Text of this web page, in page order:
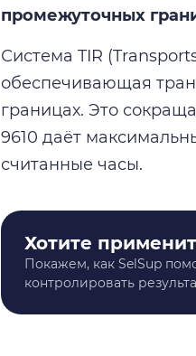
промежуточных
Система TIR
обеспечивающая
границах. Это
9610 даёт
считанные часы.
Хотите
Покажем, как SelSup
контролировать